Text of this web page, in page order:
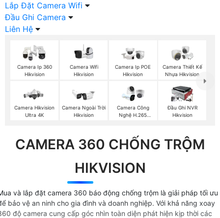
Lắp Đặt Camera Wifi
Đầu Ghi Camera
Liên Hệ
Camera Ip 360
Hikvision
Camera Wifi
Hikvision
Camera Ip POE
Hikvision
Camera Thiết Kế
Nhựa Hikvision
Camera Hikvision
Ultra 4K
Camera Ngoài Trời
Hikvision
Camera Công
Nghệ H.265
Đầu Ghi NVR
Hikvision
CAMERA 360 CHỐNG TRỘM
HIKVISION
và lắp đặt camera 360 báo động chống trộm là giải pháp tối ưu
bảo vệ an ninh cho gia đình và doanh nghiệp. Với khả năng xoay
độ camera cung cấp góc nhìn toàn diện phát hiện kịp thời các